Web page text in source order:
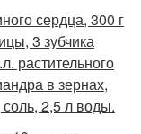
сердца, 300 г
3 зубчика
растительного
в зернах,
2,5 л воды.